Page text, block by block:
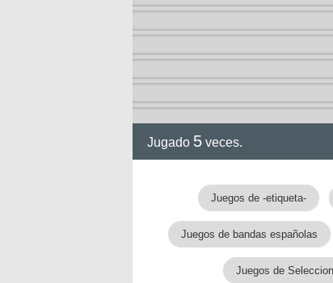
Jugado 5 veces.
Juegos de -etiqueta-
Juegos de bandas españolas
Juegos de